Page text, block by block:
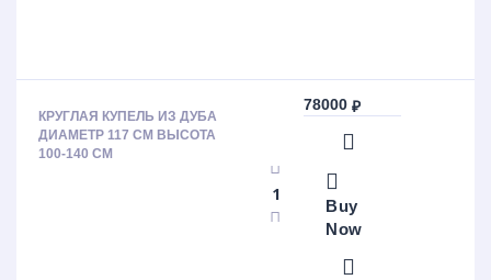
КРУГЛАЯ КУПЕЛЬ ИЗ ДУБА
ДИАМЕТР 117 СМ ВЫСОТА
100-140 СМ
78000₽
Buy
Now